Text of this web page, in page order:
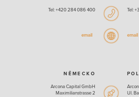
Tel: +420 284 086 400 Tel:
NĚMECKO
Arcona Capital GmbH
Maximilianstrasse 2
Ul.